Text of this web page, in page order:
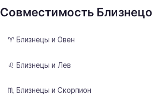
Совместимость
♈ Близнецы и Овен
♌ Близнецы и Лев
♏ Близнецы и Скорпион